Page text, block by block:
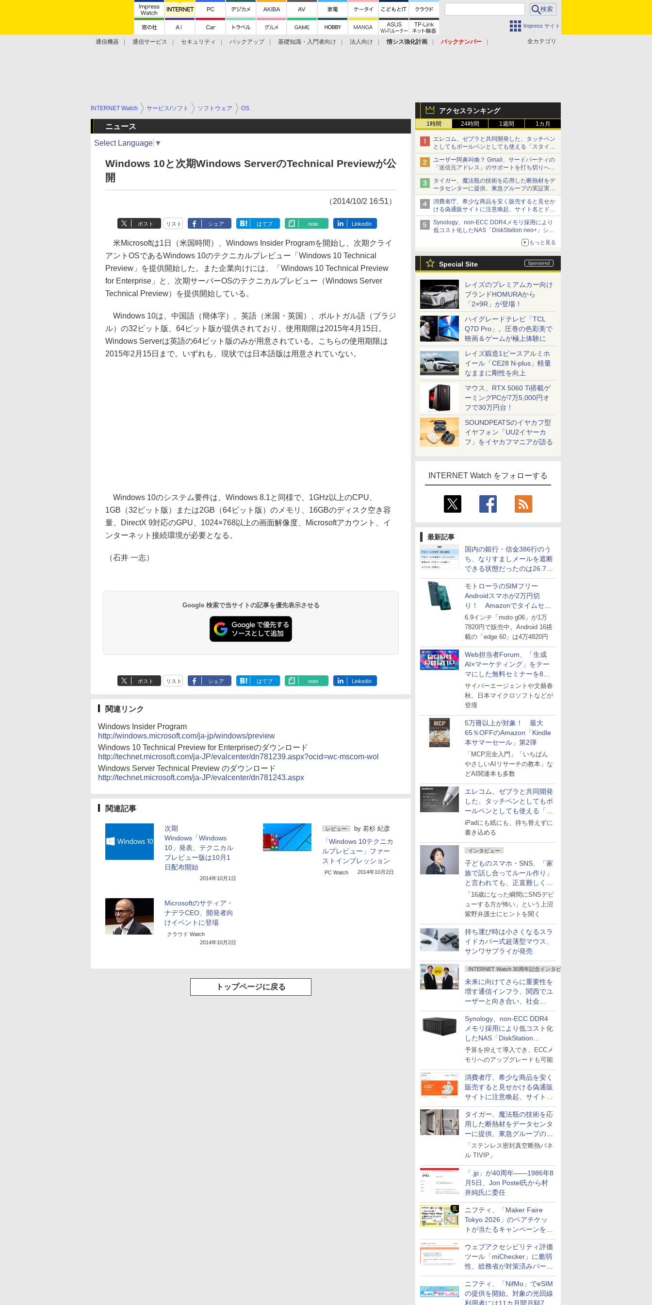
Impress サイト
全カテゴリ
通信機器 通信サービス セキュリティ バックアップ 基礎知識・入門者向け 法人向け 情シス強化計画
バックナンバー
アクセスランキング
1時間 24時間 1週間 1カ月
エレコム、ゼブラと共同開発した、タッチペン
としてもボールペンとしても使える「スタイラ
スツーウェイ」発売 iPadにも紙にも、持ち替
えずに書き込める
ユーザー阿鼻叫喚？ Gmail、サードパーティの
「送信元アドレス」のサポートを打ち切りへ
【やじうまWatch】
タイガー、魔法瓶の技術を応用した断熱材をデ
ータセンターに提供、東急グループの実証実験
で 「ステンレス密封真空断熱パネル TIVIP」
消費者庁、希少な商品を安く販売すると見せか
ける偽通販サイトに注意喚起、サイト名とドメ
イン名を公表
Synology、non-ECC DDR4メモリ採用により
低コスト化したNAS「DiskStation neo+」シリ
ーズ 予算を抑えて導入でき、ECCメモリへの
もっと見る
Special Site
レイズのプレミアムカー向け
ブランドHOMURAから
「2×9R」が登場！
ハイグレードテレビ「TCL
Q7D Pro」。圧巻の色彩美で
映画＆ゲームが極上体験に
レイズ鍛造1ピースアルミホ
イール「CE28 N-plus」軽量
なままに剛性を向上
マウス、RTX 5060 Ti搭載ゲ
ーミングPCが7万5,000円オ
フで30万円台！
SOUNDPEATSのイヤカフ型
イヤフォン「UU2イヤーカ
フ」をイヤカフマニアが語る
INTERNET Watch をフォローする
最新記事
国内の銀行・信金386行のう
ち、なりすましメールを遮断
できる状態だったのは26.7％
にとどまる～GMOブランド
セキュリティ調査
モトローラのSIMフリー
Androidスマホが2万円切
り！ Amazonでタイムセー
ル
6.9インチ「moto g06」が1万
7820円で販売中。Android 16搭
載の「edge 60」は4万4820円
Web担当者Forum、「生成
AI×マーケティング」をテー
マにした無料セミナーを8月
27日にオンライン開催
サイバーエージェントや文藝春
秋、日本マイクロソフトなどが
登壇
5万冊以上が対象！ 最大
65％OFFのAmazon「Kindle
本サマーセール」第2弾
「MCP完全入門」「いちばん
やさしいAIリサーチの教本」な
どAI関連本も多数
エレコム、ゼブラと共同開発
した、タッチペンとしてもボ
ールペンとしても使える「ス
タイラスツーウェイ」発売
iPadにも紙にも、持ち替えずに
書き込める
インタビュー
子どものスマホ・SNS、「家
族で話し合ってルール作り」
と言われても、正直難しくな
いですか？
「16歳になった瞬間にSNSデビ
ューする方が怖い」という上沼
紫野弁護士にヒントを聞く
持ち運び時は小さくなるスラ
イドカバー式超薄型マウス、
サンワサプライが発売
INTERNET Watch 30周年記念インタビュー
未来に向けてさらに重要性を
増す通信インフラ、関西でユ
ーザーと向き合い、社会
の“あたらしい”を起動し続け
る～オプテージ
Synology、non-ECC DDR4
メモリ採用により低コスト化
したNAS「DiskStation
neo+」シリーズ
予算を抑えて導入でき、ECCメ
モリへのアップグレードも可能
消費者庁、希少な商品を安く
販売すると見せかける偽通販
サイトに注意喚起、サイト名
とドメイン名を公表
タイガー、魔法瓶の技術を応
用した断熱材をデータセンタ
ーに提供、東急グループの実
証実験で
「ステンレス密封真空断熱パネ
ル TIVIP」
「.jp」が40周年――1986年8
月5日、Jon Postel氏から村
井純氏に委任
ニフティ、「Maker Faire
Tokyo 2026」のペアチケッ
トが当たるキャンペーンをX
で実施。8月16日まで
ウェブアクセシビリティ評価
ツール「miChecker」に脆弱
性、総務省が対策済みバージ
ョンへの更新を呼び掛け
ニフティ、「NifMo」でeSIM
の提供を開始。対象の光回線
利用者には11カ月間月額770
INTERNET Watch サービス/ソフト ソフトウェア OS
ニュース
Select Language ▼
Windows 10と次期Windows ServerのTechnical Previewが公
開
（2014/10/2 16:51）
ポスト リスト シェア はてブ note LinkedIn
米Microsoftは1日（米国時間）、Windows Insider Programを開始し、次期クライ
アントOSであるWindows 10のテクニカルプレビュー「Windows 10 Technical
Preview」を提供開始した。また企業向けには、「Windows 10 Technical Preview
for Enterprise」と、次期サーバーOSのテクニカルプレビュー（Windows Server
Technical Preview）を提供開始している。
Windows 10は、中国語（簡体字）、英語（米国・英国）、ポルトガル語（ブラジ
ル）の32ビット版、64ビット版が提供されており、使用期限は2015年4月15日。
Windows Serverは英語の64ビット版のみが用意されている。こちらの使用期限は
2015年2月15日まで。いずれも、現状では日本語版は用意されていない。
Windows 10のシステム要件は、Windows 8.1と同様で、1GHz以上のCPU、
1GB（32ビット版）または2GB（64ビット版）のメモリ、16GBのディスク空き容
量、DirectX 9対応のGPU、1024×768以上の画面解像度、Microsoftアカウント、イ
ンターネット接続環境が必要となる。
（石井 一志）
Google 検索で当サイトの記事を優先表示させる
ポスト リスト シェア はてブ note LinkedIn
関連リンク
Windows Insider Program
http://windows.microsoft.com/ja-jp/windows/preview
Windows 10 Technical Preview for Enterpriseのダウンロード
http://technet.microsoft.com/ja-JP/evalcenter/dn781239.aspx?ocid=wc-mscom-wol
Windows Server Technical Preview のダウンロード
http://technet.microsoft.com/ja-JP/evalcenter/dn781243.aspx
関連記事
次期
Windows「Windows
10」発表、テクニカル
プレビュー版は10月1
日配布開始
2014年10月1日
レビュー by 若杉 紀彦
「Windows 10テクニカ
ルプレビュー」ファー
ストインプレッション
PC Watch 2014年10月2日
Microsoftのサティア・
ナデラCEO、開発者向
けイベントに登場
クラウド Watch
2014年10月2日
トップページに戻る